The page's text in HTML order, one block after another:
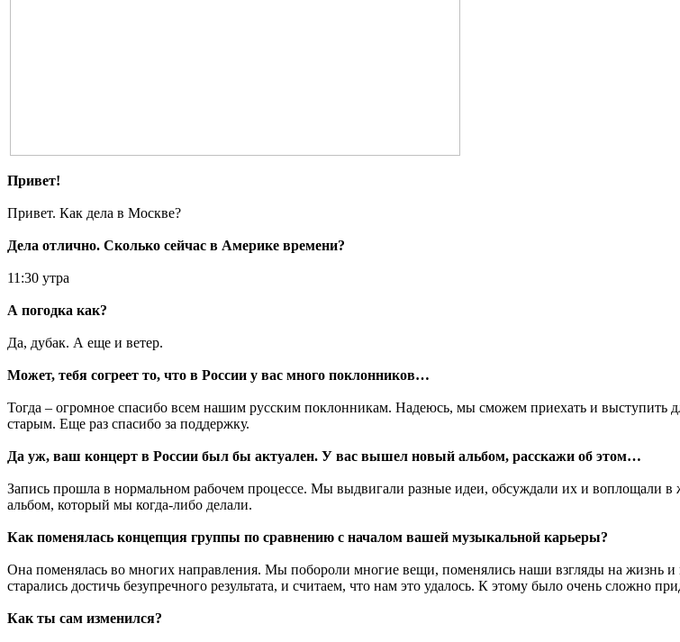
Привет!
Привет. Как дела в Москве?
Дела отлично. Сколько сейчас в Америке времени?
11:30 утра
А погодка как?
Да, дубак. А еще и ветер.
Может, тебя согреет то, что в России у вас много поклонников…
Тогда – огромное спасибо всем нашим русским поклонникам. Надеюсь, мы сможем приехать и выступить
старым. Еще раз спасибо за поддержку.
Да уж, ваш концерт в России был бы актуален. У вас вышел новый альбом, расскажи об этом…
Запись прошла в нормальном рабочем процессе. Мы выдвигали разные идеи, обсуждали их и воплощали
альбом, который мы когда-либо делали.
Как поменялась концепция группы по сравнению с началом вашей музыкальной карьеры?
Она поменялась во многих направления. Мы побороли многие вещи, поменялись наши взгляды на жизнь
старались достичь безупречного результата, и считаем, что нам это удалось. К этому было очень сложно
Как ты сам изменился?